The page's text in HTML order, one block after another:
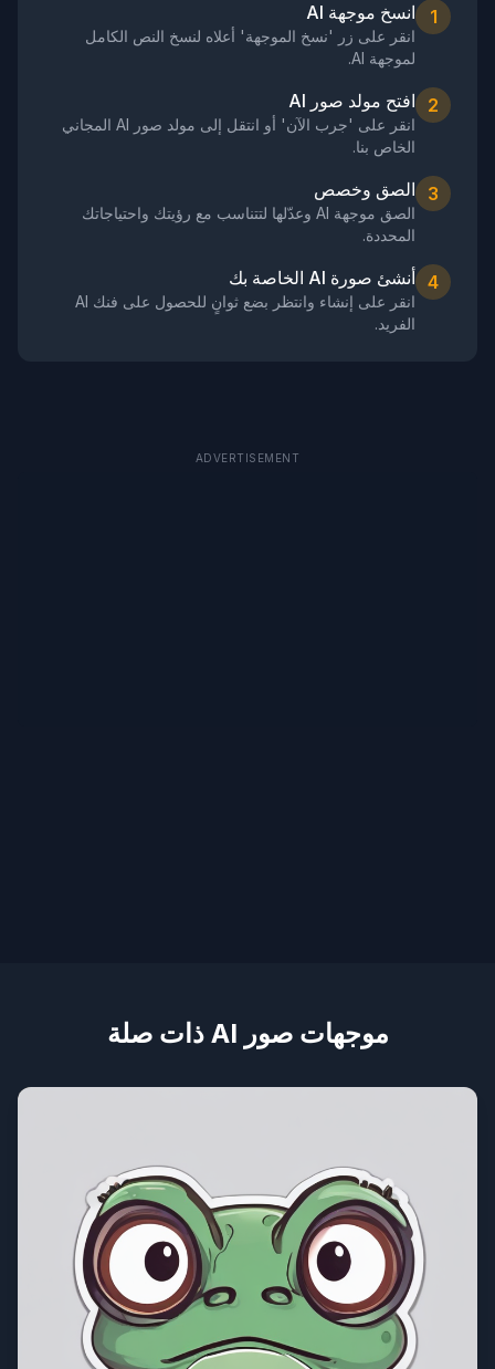
1 انسخ موجهة AI
انقر على زر 'نسخ الموجهة' أعلاه لنسخ النص الكامل
لموجهة AI.
2 افتح مولد صور AI
انقر على 'جرب الآن' أو انتقل إلى مولد صور AI المجاني
الخاص بنا.
3 الصق وخصص
الصق موجهة AI وعدّلها لتتناسب مع رؤيتك واحتياجاتك
المحددة.
4 أنشئ صورة AI الخاصة بك
انقر على إنشاء وانتظر بضع ثوانٍ للحصول على فنك AI
الفريد.
ADVERTISEMENT
موجهات صور AI ذات صلة